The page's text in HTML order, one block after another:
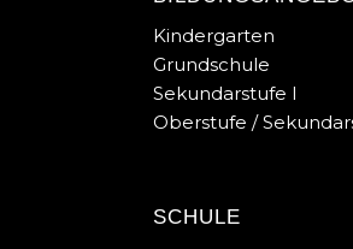
Kindergarten
Grundschule
Sekundarstufe I
Oberstufe /
SCHULE